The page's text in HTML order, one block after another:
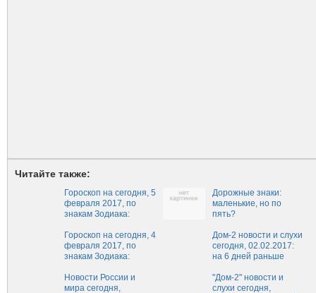
Читайте также:
Гороскоп на сегодня, 5
февраля 2017, по
знакам Зодиака:
всех знаков на
05.02.2017
Дорожные знаки:
маленькие, но по
пять?
Гороскоп на сегодня, 4
февраля 2017, по
знакам Зодиака:
всех знаков на
04.02.2017
Дом-2 новости и слухи
сегодня, 02.02.2017:
на 6 дней раньше
и сплетни "Дом-2" 2
февраля
Новости России и
мира сегодня,
"Дом-2" новости и
слухи сегодня,